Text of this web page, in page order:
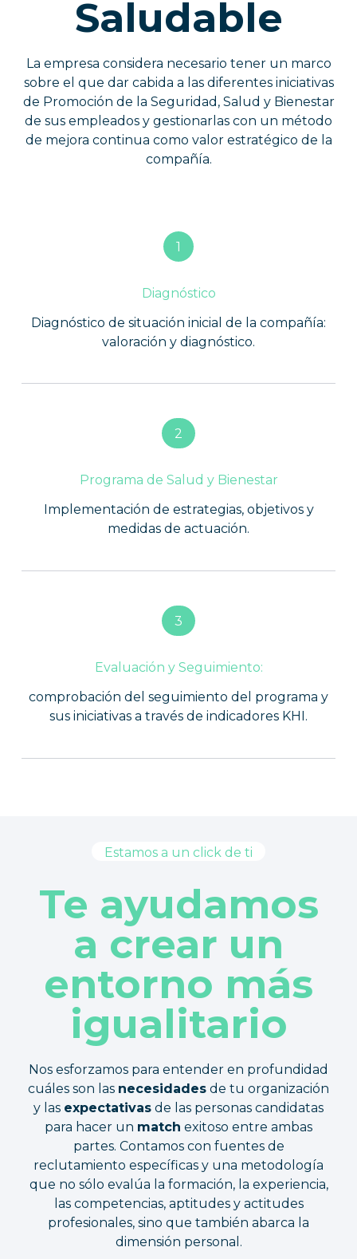
Saludable
La empresa considera necesario tener un marco
sobre el que dar cabida a las diferentes iniciativas
de Promoción de la Seguridad, Salud y Bienestar
de sus empleados y gestionarlas con un método
de mejora continua como valor estratégico de la
compañía.
1
Diagnóstico
Diagnóstico de situación inicial de la compañía:
valoración y diagnóstico.
2
Programa de Salud y Bienestar
Implementación de estrategias, objetivos y
medidas de actuación.
3
Evaluación y Seguimiento:
comprobación del seguimiento del programa y
sus iniciativas a través de indicadores KHI.
Estamos a un click de ti
Te ayudamos
a crear un
entorno más
igualitario
Nos esforzamos para entender en profundidad
cuáles son las necesidades de tu organización
y las expectativas de las personas candidatas
para hacer un match exitoso entre ambas
partes. Contamos con fuentes de
reclutamiento específicas y una metodología
que no sólo evalúa la formación, la experiencia,
las competencias, aptitudes y actitudes
profesionales, sino que también abarca la
dimensión personal.